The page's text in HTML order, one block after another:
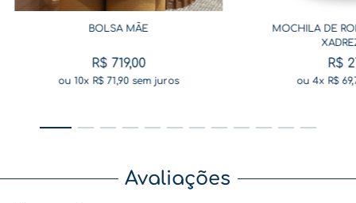
BOLSA MÃE
R$ 719,00
ou10x R$ 71,90sem juros
MOCHILA DE
R$
ou 4x R$ 69,
Avaliações